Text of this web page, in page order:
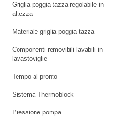
Griglia poggia tazza regolabile in
altezza
Materiale griglia poggia tazza
Componenti removibili lavabili in
lavastoviglie
Tempo al pronto
Sistema Thermoblock
Pressione pompa